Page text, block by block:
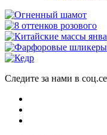
Следите за нами в